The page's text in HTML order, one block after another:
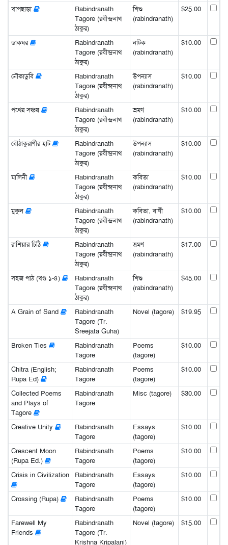
খাপছাড়া
Rabindranath
Tagore (রবীন্দ্রনাথ
ঠাকুর)
শিশু
(rabindranath)
$25.00
ডাকঘর
Rabindranath
Tagore (রবীন্দ্রনাথ
ঠাকুর)
নাটক
(rabindranath)
$10.00
নৌকাডুবি
Rabindranath
Tagore (রবীন্দ্রনাথ
ঠাকুর)
উপন্যাস
(rabindranath)
$10.00
পথের সঞ্চয়
Rabindranath
Tagore (রবীন্দ্রনাথ
ঠাকুর)
ভ্রমণ
(rabindranath)
$10.00
বৌঠাকুরাণীর হাট
Rabindranath
Tagore (রবীন্দ্রনাথ
ঠাকুর)
উপন্যাস
(rabindranath)
$10.00
মালিনী
Rabindranath
Tagore (রবীন্দ্রনাথ
ঠাকুর)
কবিতা
(rabindranath)
$10.00
মুকুল
Rabindranath
Tagore (রবীন্দ্রনাথ
ঠাকুর)
কবিতা, বাণী
(rabindranath)
$10.00
রাশিয়ার চিঠি
Rabindranath
Tagore (রবীন্দ্রনাথ
ঠাকুর)
ভ্রমণ
(rabindranath)
$17.00
সহজ পাঠ (খণ্ড ১-৪)
Rabindranath
Tagore (রবীন্দ্রনাথ
ঠাকুর)
শিশু
(rabindranath)
$45.00
A Grain of Sand
Rabindranath
Tagore (Tr.
Sreejata Guha)
Novel (tagore) $19.95
Broken Ties
Rabindranath
Tagore
Poems
(tagore)
$10.00
Chitra (English;
Rupa Ed)
Rabindranath
Tagore
Poems
(tagore)
$10.00
Collected Poems
and Plays of
Tagore
Rabindranath
Tagore
Misc (tagore) $30.00
Creative Unity
Rabindranath
Tagore
Essays
(tagore)
$10.00
Crescent Moon
(Rupa Ed.)
Rabindranath
Tagore
Poems
(tagore)
$10.00
Crisis in Civilization
Rabindranath
Tagore
Essays
(tagore)
$10.00
Crossing (Rupa)
Rabindranath
Tagore
Poems
(tagore)
$10.00
Farewell My
Friends
Rabindranath
Tagore (Tr.
Krishna Kripalani)
Novel (tagore) $15.00